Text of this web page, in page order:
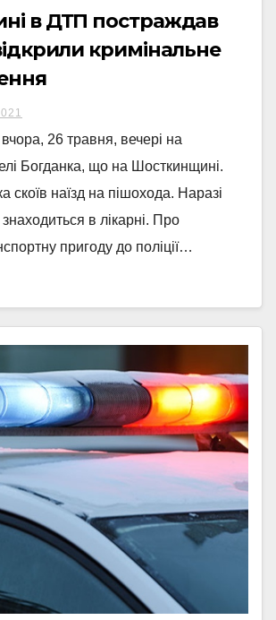
в ДТП постраждав
кримінальне
26 травня, вечері на
Богданка, що на Шосткинщині.
скоїв наїзд на пішохода. Наразі
в лікарні. Про
пригоду до поліції…